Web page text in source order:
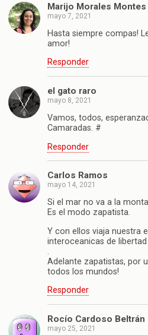
Marijo Morales Montes
mayo 7, 2021
Hasta siempre compas!
amor!
Responder
el gato raro
mayo 8, 2021
Vamos, todos,
Camaradas. #
Responder
Carlos Ramos
mayo 14, 2021
Si el mar no va a la
Es el modo zapatista.
Y con ellos viaja nuestra
interoceanicas de libertad
.
Adelante zapatistas, por
todos los mundos!
Responder
Rocío Cardoso Beltrán
mayo 25, 2021